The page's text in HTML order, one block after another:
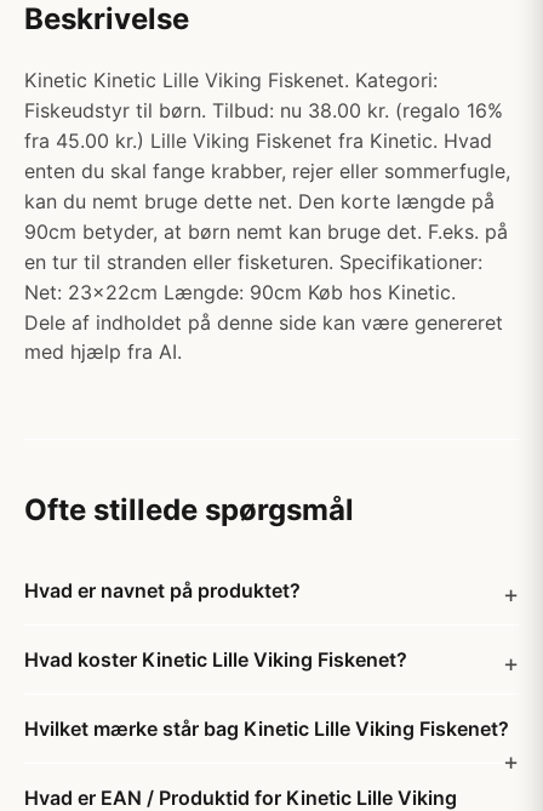
Beskrivelse
Kinetic Kinetic Lille Viking Fiskenet. Kategori:
Fiskeudstyr til børn. Tilbud: nu 38.00 kr. (regalo 16%
fra 45.00 kr.) Lille Viking Fiskenet fra Kinetic. Hvad
enten du skal fange krabber, rejer eller sommerfugle,
kan du nemt bruge dette net. Den korte længde på
90cm betyder, at børn nemt kan bruge det. F.eks. på
en tur til stranden eller fisketuren. Specifikationer:
Net: 23x22cm Længde: 90cm Køb hos Kinetic.
Dele af indholdet på denne side kan være genereret
med hjælp fra AI.
Ofte stillede spørgsmål
Hvad er navnet på produktet?
Hvad koster Kinetic Lille Viking Fiskenet?
Hvilket mærke står bag Kinetic Lille Viking Fiskenet?
Hvad er EAN / Produktid for Kinetic Lille Viking